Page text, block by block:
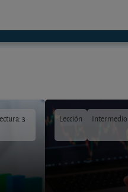
3 Lección Intermedio